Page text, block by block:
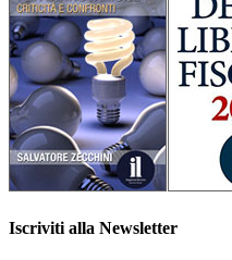
Iscriviti alla Newsletter